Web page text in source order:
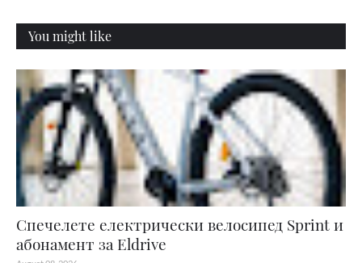
You might like
Спечелете електрически велосипед Sprint и
абонамент за Eldrive